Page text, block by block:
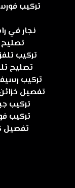
نجار في راس الخيمة
تصليح
تركيب
تصليح
تركيب رسيفر
تفصيل خزائن
تركيب جبس
تركيب
تفصيل